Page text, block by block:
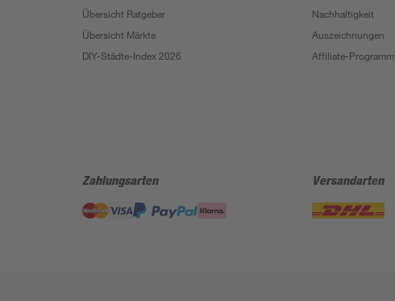
Übersicht Ratgeber
Übersicht Märkte
DIY-Städte-Index 2026
Nachhaltigkeit
Auszeichnungen
Affiliate-Programm
Zahlungsarten Versandarten